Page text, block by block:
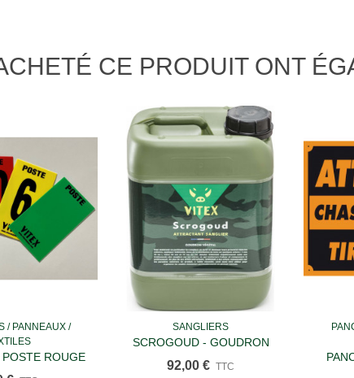
CE PRODUIT ONT
au panier
/ PANNEAUX /
ROUGE
Ajouter au panier
SANGLIERS
SCROGOUD - GOUDRON
VÉGÉTAL DIT "DE NORVEGE" -
92,00 € TTC